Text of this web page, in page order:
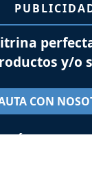
y/o
CON
SÍGUENOS